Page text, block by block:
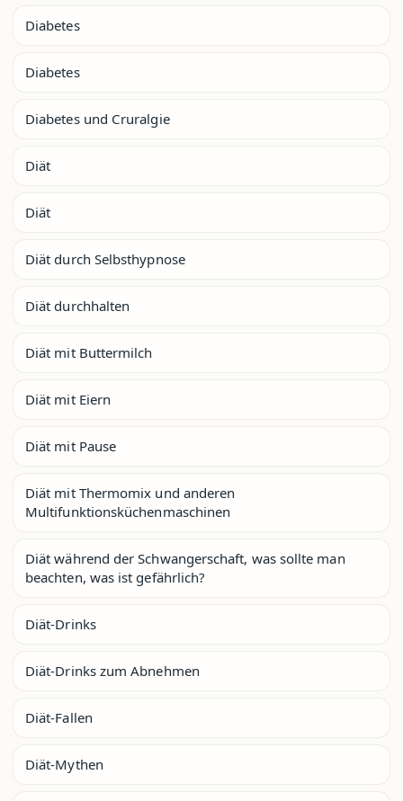
Diabetes
Diabetes
Diabetes und Cruralgie
Diät
Diät
Diät durch Selbsthypnose
Diät durchhalten
Diät mit Buttermilch
Diät mit Eiern
Diät mit Pause
Diät mit Thermomix und anderen
Multifunktionsküchenmaschinen
Diät während der Schwangerschaft, was sollte man
beachten, was ist gefährlich?
Diät-Drinks
Diät-Drinks zum Abnehmen
Diät-Fallen
Diät-Mythen